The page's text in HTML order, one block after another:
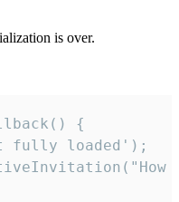
is over.
{
fully loaded');